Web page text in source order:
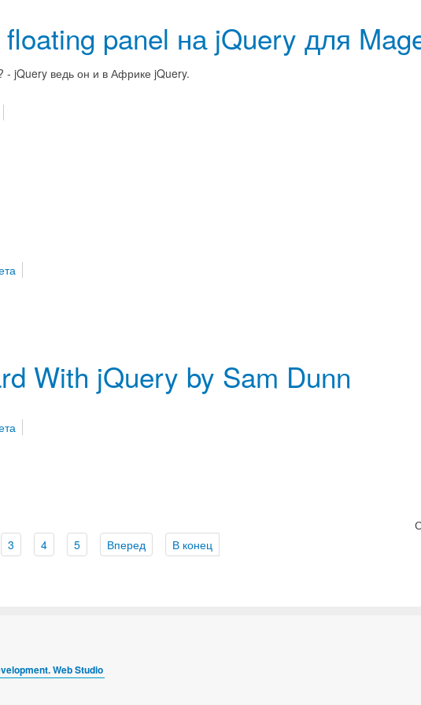
panel на jQuery для
jQuery ведь он и в Африке jQuery.
With jQuery by Sam Dunn
3 4 5 Вперед В конец
Web Studio